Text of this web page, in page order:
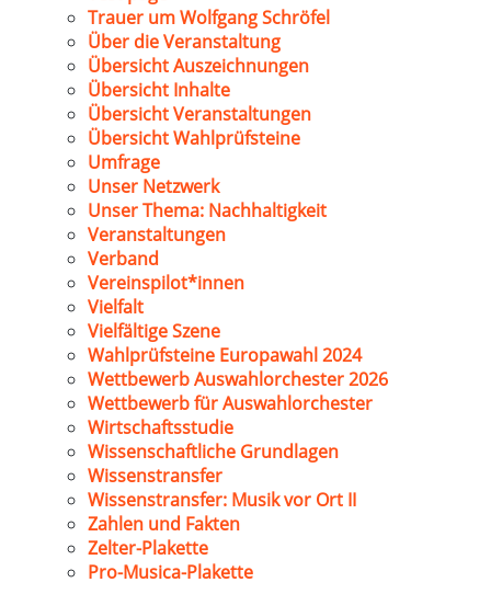
Trauer um Wolfgang Schröfel
Über die Veranstaltung
Übersicht Auszeichnungen
Übersicht Inhalte
Übersicht Veranstaltungen
Übersicht Wahlprüfsteine
Umfrage
Unser Netzwerk
Unser Thema: Nachhaltigkeit
Veranstaltungen
Verband
Vereinspilot*innen
Vielfalt
Vielfältige Szene
Wahlprüfsteine Europawahl 2024
Wettbewerb Auswahlorchester 2026
Wettbewerb für Auswahlorchester
Wirtschaftsstudie
Wissenschaftliche Grundlagen
Wissenstransfer
Wissenstransfer: Musik vor Ort II
Zahlen und Fakten
Zelter-Plakette
Pro-Musica-Plakette